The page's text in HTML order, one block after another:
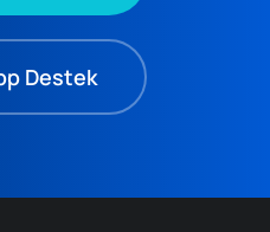
Destek